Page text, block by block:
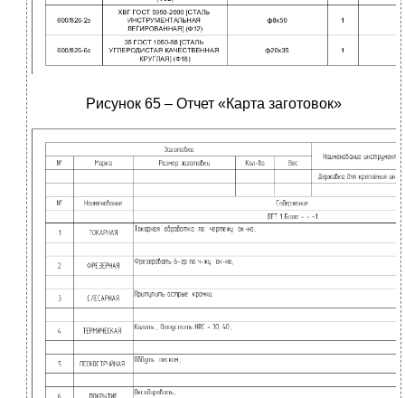
Рисунок 65 – Отчет «Карта заготовок»